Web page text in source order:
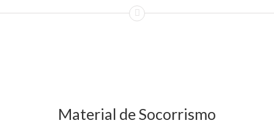
Material de Socorrismo